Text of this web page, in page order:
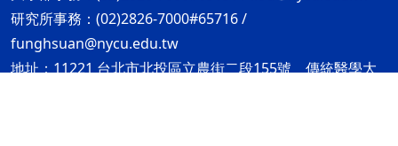
研究所事務：(02)2826-7000#65716 /
funghsuan@nycu.edu.tw
地址：11221 台北市北投區立農街二段155號 傳統醫學大